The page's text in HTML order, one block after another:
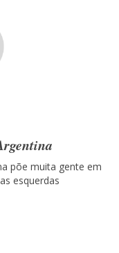
põe muita gente em
esquerdas